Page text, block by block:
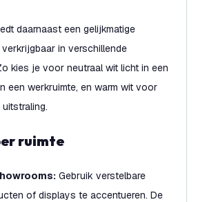
daarnaast een gelijkmatige
in verschillende
kies je voor neutraal wit licht in een
een werkruimte, en warm wit voor
ruimte
Gebruik verstelbare
of displays te accentueren. De